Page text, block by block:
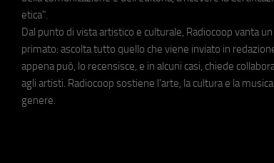
etica".
Dal punto di vista artistico e culturale, Radiocoop vanta un
primato: ascolta tutto quello che viene inviato in
appena può, lo recensisce, e in alcuni casi, chiede
agli artisti. Radiocoop sostiene l'arte, la cultura e la
genere.